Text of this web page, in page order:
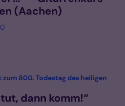
(Aachen)
800. Todestag des heiligen
dann komm!“